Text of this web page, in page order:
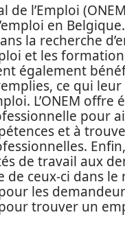
de l’Emploi
en
la recherche
et les
également
ce qui
L’ONEM
pour
et à
de travail aux
ceux-ci dans le
les
trouver un